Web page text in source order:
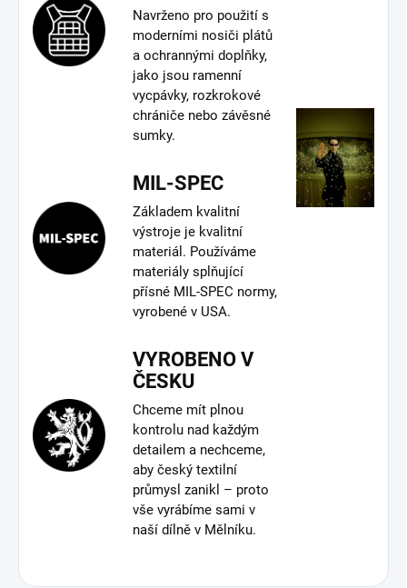
Navrženo pro použití s
moderními nosiči plátů
a ochrannými doplňky,
jako jsou ramenní
vycpávky, rozkrokové
chrániče nebo závěsné
sumky.
MIL-SPEC
Základem kvalitní
výstroje je kvalitní
materiál. Používáme
materiály splňující
přísné MIL-SPEC normy,
vyrobené v USA.
VYROBENO V
ČESKU
Chceme mít plnou
kontrolu nad každým
detailem a nechceme,
aby český textilní
průmysl zanikl – proto
vše vyrábíme sami v
naší dílně v Mělníku.